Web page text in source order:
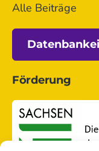
Alle Beiträge
Förderung